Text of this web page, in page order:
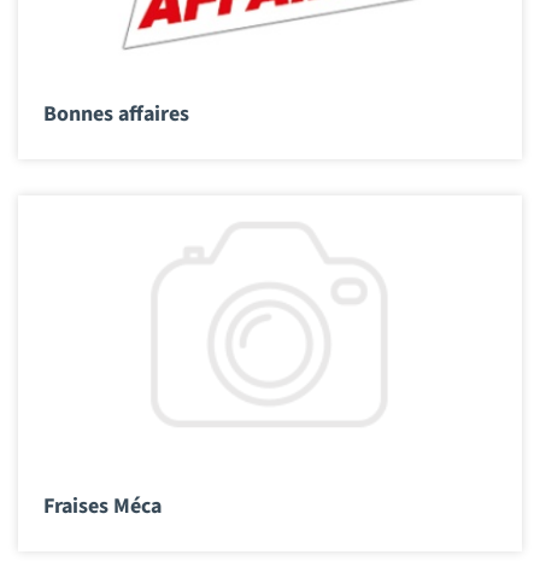
Bonnes affaires
Fraises Méca